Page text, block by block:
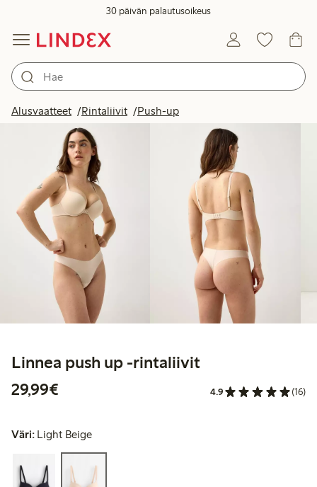
30 päivän palautusoikeus
Alusvaatteet Rintaliivit Push-up
Linnea push up -rintaliivit
29,99€
4.9 (16)
Väri: Light Beige